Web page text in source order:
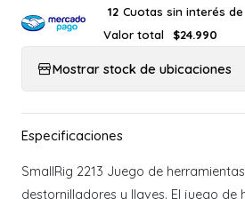
12 Cuotas sin interés de
Valor total
$24.990
Mostrar stock de ubicaciones
SmallRig 2213 Juego de
destornilladores y llaves. El juego de